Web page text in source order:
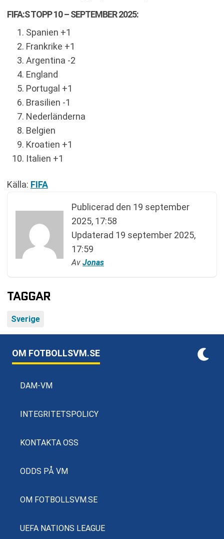
FIFA:S TOPP 10 – SEPTEMBER 2025:
Spanien +1
Frankrike +1
Argentina -2
England
Portugal +1
Brasilien -1
Nederländerna
Belgien
Kroatien +1
Italien +1
Källa: FIFA
Publicerad den 19 september
2025, 17:58
Updaterad 19 september 2025,
17:59
Av Jonas
TAGGAR
Sverige
OM FOTBOLLSVM.SE
DAM-VM
INTEGRITETSPOLICY
KONTAKTA OSS
ODDS PÅ VM
OM FOTBOLLSVM.SE
UEFA NATIONS LEAGUE